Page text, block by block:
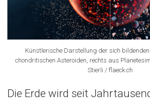
Künstlerische Darstellung der sich
chondritischen Asteroiden, rechts aus
Stierli / flaeck.ch
Die Erde wird seit